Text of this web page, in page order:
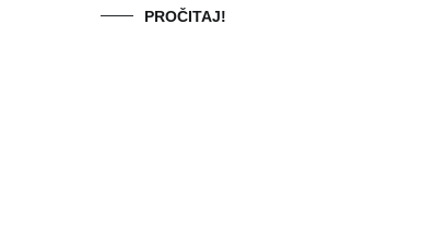
PROČITAJ!